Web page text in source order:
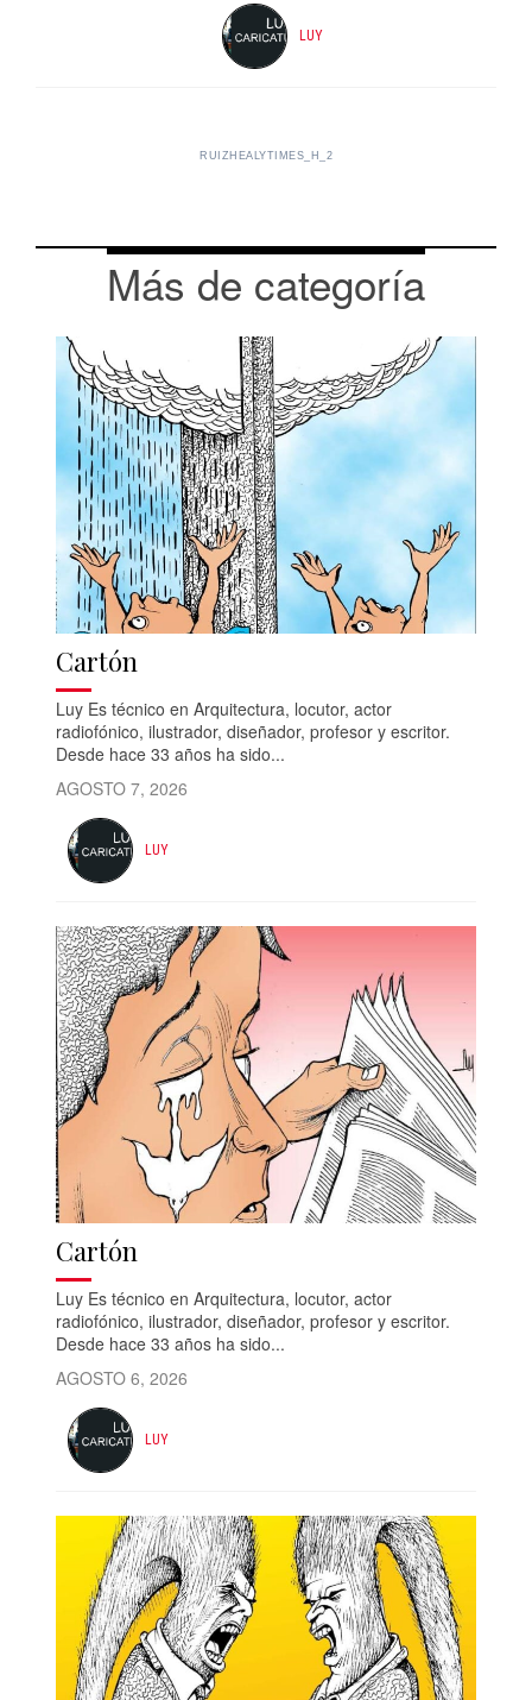
LUY
RUIZHEALYTIMES_H_2
Más de categoría
Cartón
Luy Es técnico en Arquitectura, locutor, actor
radiofónico, ilustrador, diseñador, profesor y escritor.
Desde hace 33 años ha sido...
AGOSTO 7, 2026
LUY
Cartón
Luy Es técnico en Arquitectura, locutor, actor
radiofónico, ilustrador, diseñador, profesor y escritor.
Desde hace 33 años ha sido...
AGOSTO 6, 2026
LUY